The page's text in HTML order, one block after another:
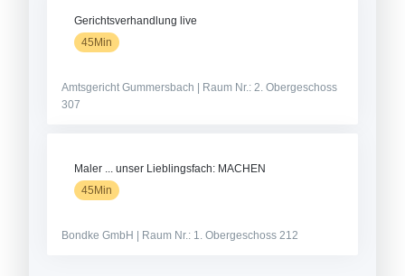
Gerichtsverhandlung live
45Min
Amtsgericht Gummersbach | Raum Nr.: 2. Obergeschoss
307
Maler ... unser Lieblingsfach: MACHEN
45Min
Bondke GmbH | Raum Nr.: 1. Obergeschoss 212